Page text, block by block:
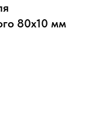
80х10 мм